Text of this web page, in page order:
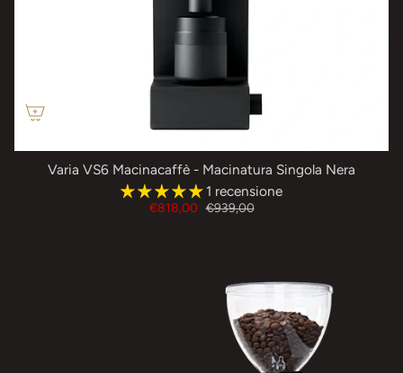
Varia VS6 Macinacaffè - Macinatura Singola Nera
1 recensione
€818,00 €939,00